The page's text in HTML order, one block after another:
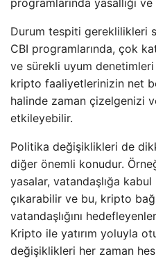
Durum tespiti gereklilikleri
CBI programlarında, çok
ve sürekli uyum
kripto faaliyetlerinizin net
halinde zaman çizelgenizi
etkileyebilir.
Politika değişiklikleri de
diğer önemli konudur.
yasalar, vatandaşlığa kabul
çıkarabilir ve bu, kripto
vatandaşlığını
Kripto ile yatırım yoluyla
değişiklikleri her zaman